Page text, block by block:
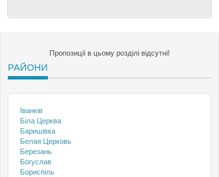
Пропозиції в цьому розділі відсутні!
РАЙОНИ
Іванків
Біла Церква
Баришівка
Белая Церковь
Березань
Богуслав
Бориспіль